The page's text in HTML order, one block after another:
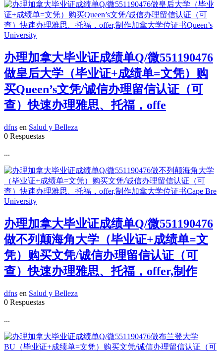
办理加拿大毕业证成绩单Q/微551190476
做皇后大学（毕业证+成绩单=文凭）购
买Queen’s文凭/诚信办理留信认证（可
查）快速办理雅思、托福，offe
dfns en Salud y Belleza
0 Respuestas
...
办理加拿大毕业证成绩单Q/微551190476
做不列颠海角大学（毕业证+成绩单=文
凭）购买文凭/诚信办理留信认证（可
查）快速办理雅思、托福，offer,制作
dfns en Salud y Belleza
0 Respuestas
...